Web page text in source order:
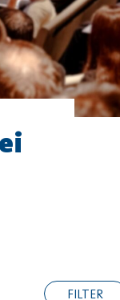
FILTER